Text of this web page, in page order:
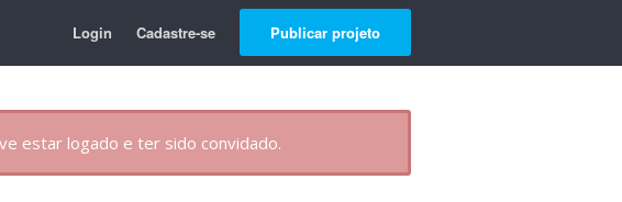
Login Cadastre-se Publicar projeto
estar logado e ter sido convidado.